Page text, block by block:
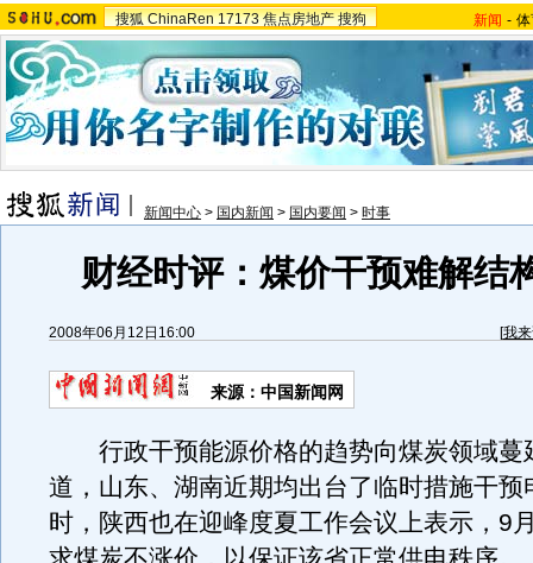
搜狐 ChinaRen 17173 焦点房地产 搜狗 新闻 -
新闻中心 > 国内新闻 > 国内要闻 > 时事
财经时评：煤价干预难解结
2008年06月12日16:00 [我
来源：中国新闻网
行政干预能源价格的趋势向煤炭领域蔓
道，山东、湖南近期均出台了临时措施干预
时，陕西也在迎峰度夏工作会议上表示，9